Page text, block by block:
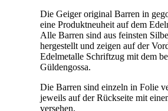
Die Geiger original Barren in
eine Produktneuheit auf dem
Alle Barren sind aus feinsten
hergestellt und zeigen auf der
Edelmetalle Schriftzug mit dem
Güldengossa.
Die Barren sind einzeln in Folie
jeweils auf der Rückseite mit
versehen.